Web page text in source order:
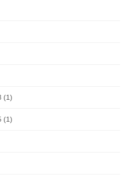
(1)
(1)